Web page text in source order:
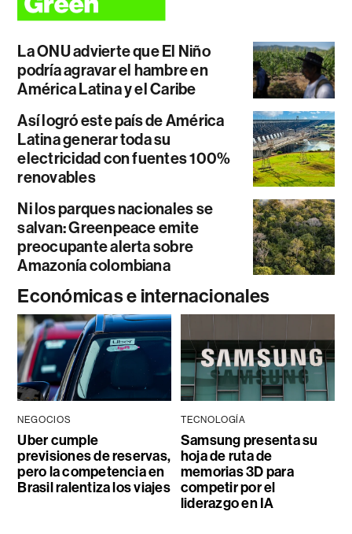
La ONU advierte que El Niño
podría agravar el hambre en
América Latina y el Caribe
Así logró este país de América
Latina generar toda su
electricidad con fuentes 100%
renovables
Ni los parques nacionales se
salvan: Greenpeace emite
preocupante alerta sobre
Amazonía colombiana
Económicas e internacionales
NEGOCIOS
Uber cumple
previsiones de reservas,
pero la competencia en
Brasil ralentiza los viajes
TECNOLOGÍA
Samsung presenta su
hoja de ruta de
memorias 3D para
competir por el
liderazgo en IA